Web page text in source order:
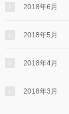
2018年6月
2018年5月
2018年4月
2018年3月